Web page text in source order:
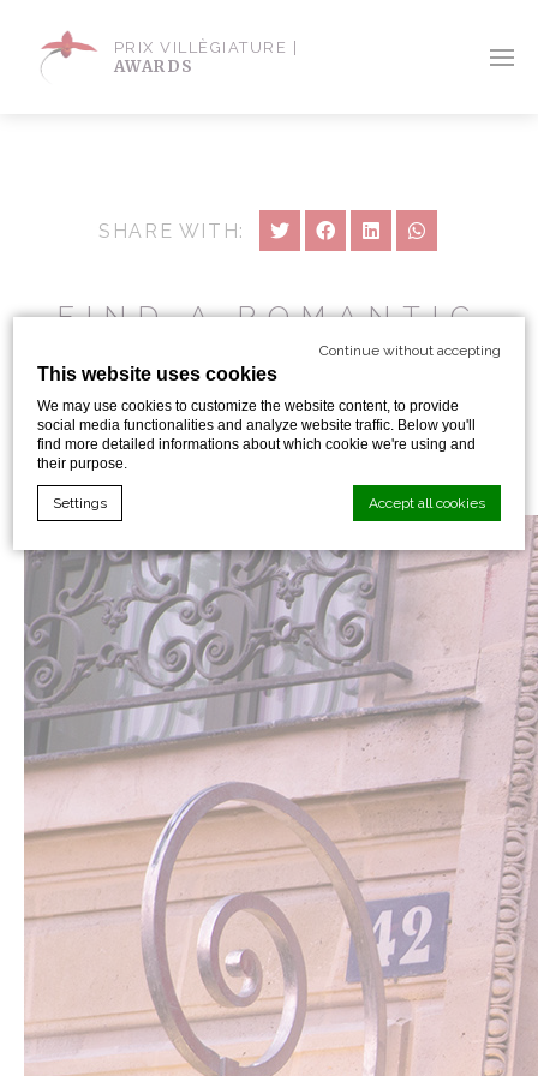
Continue without accepting
This website uses cookies
We may use cookies to customize the website content, to provide
social media functionalities and analyze website traffic. Below you'll
find more detailed informations about which cookie we're using and
their purpose.
Settings Accept all cookies
Cookie Declaration by d-edge Macaron CMP . Last update: 2024-01-
19.
What are cookies?
Cookies are little bits of textual information which are used
by the website to enhance user experience. Accept all
cookies or choose which categories you want to allow.
Cookie Policy
Necessary
Necessary cookies allow the website to behave properly
enabling basic functionalities such as private area logins or
the website navigation
There are no cookies of this kind.
Preferences
Preference cookies allow to save user's preferences for the
next visit. For example they could hold the user language.
PRIX VILLÈGIATURE |
AWARDS
SHARE WITH:
FIND A ROMANTIC
PLACE IN THE
HEART OF PARIS.
GUESS WHERE ?
By Eva Morletto